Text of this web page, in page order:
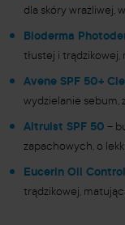
dla skóry wrażliwej,
Bioderma
tłustej i trądzikowej,
Avene SPF 50+
wydzielanie sebum,
Altruist SPF 50 –
zapachowych, o
Eucerin Oil
trądzikowej,